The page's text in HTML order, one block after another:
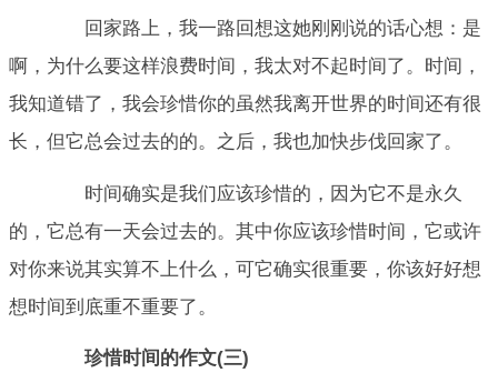
回家路上，我一路回想这她刚刚说的话心想：是
啊，为什么要这样浪费时间，我太对不起时间了。时间，
我知道错了，我会珍惜你的虽然我离开世界的时间还有很
长，但它总会过去的的。之后，我也加快步伐回家了。
时间确实是我们应该珍惜的，因为它不是永久
的，它总有一天会过去的。其中你应该珍惜时间，它或许
对你来说其实算不上什么，可它确实很重要，你该好好想
想时间到底重不重要了。
珍惜时间的作文(三)